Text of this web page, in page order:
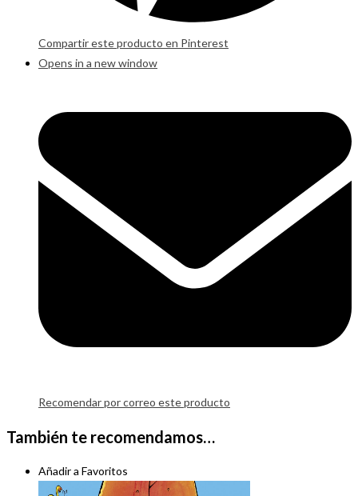
Compartir este producto en Pinterest
Opens in a new window
Recomendar por correo este producto
También te recomendamos…
Añadir a Favoritos